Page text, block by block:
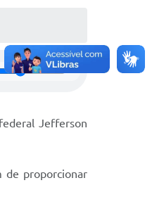
Jefferson
de proporcionar